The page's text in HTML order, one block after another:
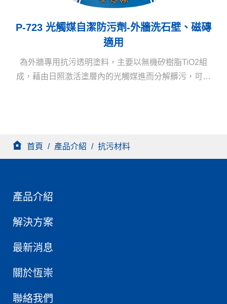
P-723 光觸媒自潔防污劑-外牆洗石壁、磁磚
適用
為外牆專用抗污透明塗料，主要以無機矽樹脂TiO2組
成，藉由日照激活塗層內的光觸媒進而分解髒污，可使
首頁 / 產品介紹 / 抗污材料
產品介紹
解決方案
最新消息
關於恆崇
聯絡我們